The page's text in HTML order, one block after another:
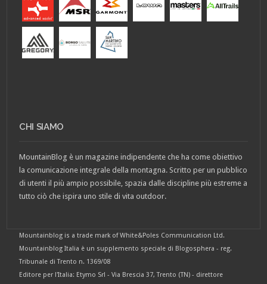
CHI SIAMO
MountainBlog è un magazine indipendente che ha come obiettivo
la comunicazione integrale della montagna. Scritto per un pubblico
di utenti il più ampio possibile, spazia dalle discipline più estreme a
tutto ciò che ispira uno stile di vita outdoor.
Mountainblog is a trade mark of White&Poles Communication Ltd.
Mountainblog Italia è un supplemento speciale di Blogosphera - reg.
Tribunale di Trento n. 1369/08
Editore per l'Italia: Etymo Srl - Via Brescia 37, Trento (TN) - direttore